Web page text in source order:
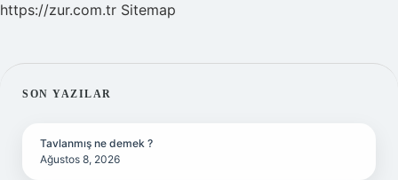
https://zur.com.tr Sitemap
SIDEBAR
SON YAZILAR
Tavlanmış ne demek ?
Ağustos 8, 2026